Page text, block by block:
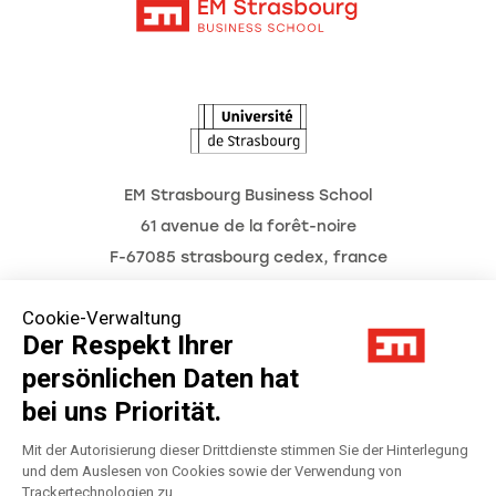
Cookie-Verwaltung
Der Respekt Ihrer
persönlichen Daten hat
bei uns Priorität.
Mit der Autorisierung dieser Drittdienste stimmen Sie der Hinterlegung
und dem Auslesen von Cookies sowie der Verwendung von
Trackertechnologien zu.
EM Strasbourg Business School
61 avenue de la forêt-noire
F-67085 strasbourg cedex, france
Impressum
Datenschutzerklärung